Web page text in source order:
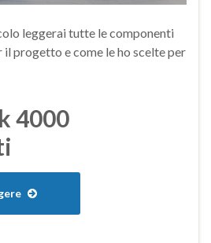
leggerai tutte le componenti
il progetto e come le ho scelte per
4000